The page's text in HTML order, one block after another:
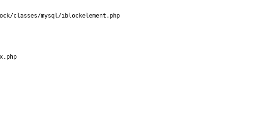
classes/mysql/iblockelement.php